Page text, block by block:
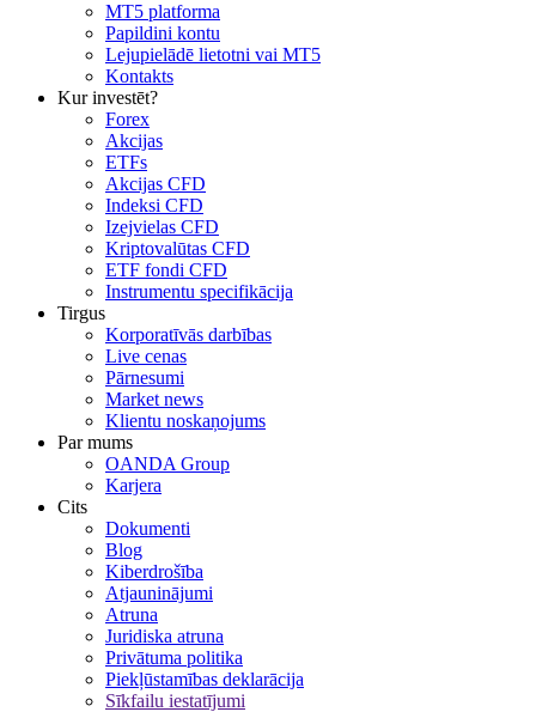
MT5 platforma
Papildini kontu
Lejupielādē lietotni vai MT5
Kontakts
Kur investēt?
Forex
Akcijas
ETFs
Akcijas CFD
Indeksi CFD
Izejvielas CFD
Kriptovalūtas CFD
ETF fondi CFD
Instrumentu specifikācija
Tirgus
Korporatīvās darbības
Live cenas
Pārnesumi
Market news
Klientu noskaņojums
Par mums
OANDA Group
Karjera
Cits
Dokumenti
Blog
Kiberdrošība
Atjauninājumi
Atruna
Juridiska atruna
Privātuma politika
Piekļūstamības deklarācija
Sīkfailu iestatījumi